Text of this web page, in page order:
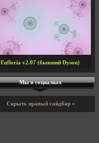
Eufloria v2.07 (бывший Dyson)
Мы в социалках
Скрыть правый сайдбар »